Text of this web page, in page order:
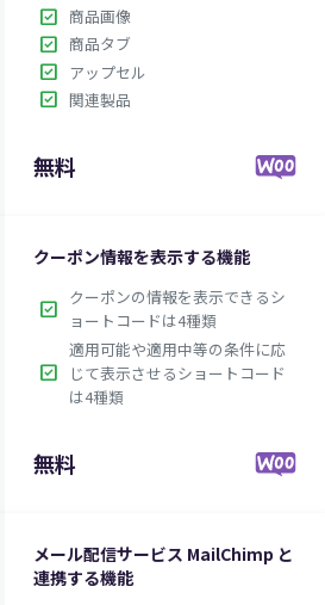
check_box 商品画像
check_box 商品タブ
check_box アップセル
check_box 関連製品
無料
クーポン情報を表示する機能
check_box クーポンの情報を表示できるシ
ョートコードは4種類
check_box
適用可能や適用中等の条件に応
じて表示させるショートコード
は4種類
無料
メール配信サービス MailChimp と
連携する機能